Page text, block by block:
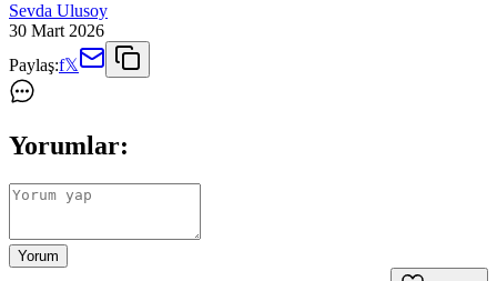
Sevda Ulusoy
30 Mart 2026
Paylaş:f𝕏
Yorumlar:
Yorum